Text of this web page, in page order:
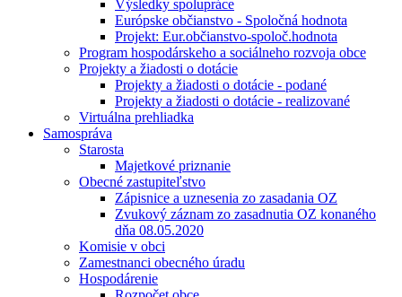
Výsledky spolupráce
Európske občianstvo - Spoločná hodnota
Projekt: Eur.občianstvo-spoloč.hodnota
Program hospodárskeho a sociálneho rozvoja obce
Projekty a žiadosti o dotácie
Projekty a žiadosti o dotácie - podané
Projekty a žiadosti o dotácie - realizované
Virtuálna prehliadka
Samospráva
Starosta
Majetkové priznanie
Obecné zastupiteľstvo
Zápisnice a uznesenia zo zasadania OZ
Zvukový záznam zo zasadnutia OZ konaného
dňa 08.05.2020
Komisie v obci
Zamestnanci obecného úradu
Hospodárenie